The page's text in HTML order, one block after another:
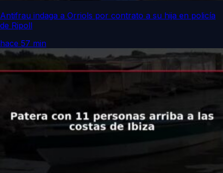
Antifrau indaga a Orriols por contrato a su hija en policía
de Ripoll
hace 57 min